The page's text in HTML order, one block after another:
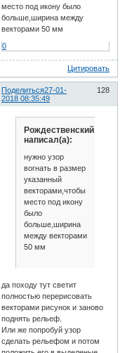
место под икону было
больше,ширина между
векторами 50 мм
0
Цитировать
Поделиться 128
27-01-
2018 08:35:49
Рождественский
написал(а):
нужно узор
вогнать в размер
указанный
векторами,чтобы
место под икону
было
больше,ширина
между векторами
50 мм
да походу тут светит
полностью перерисовать
векторами рисунок и заново
поднять рельеф.
Или же попробуй узор
сделать рельефом и потом